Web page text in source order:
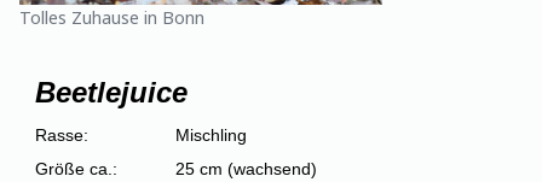
Tolles Zuhause in Bonn
Beetlejuice
Rasse:
Mischling
Größe ca.:
25 cm (wachsend)